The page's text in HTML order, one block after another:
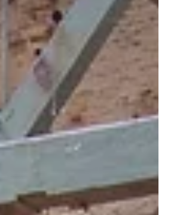
April 2025, another Sport Parkour
took place at the Hal 5 gym.